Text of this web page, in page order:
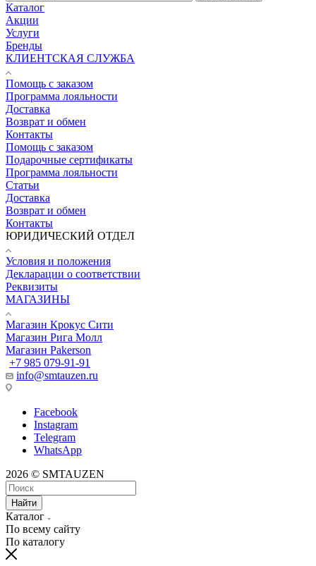
Каталог
Акции
Услуги
Бренды
КЛИЕНТСКАЯ СЛУЖБА
Помощь с заказом
Программа лояльности
Доставка
Возврат и обмен
Контакты
Помощь с заказом
Подарочные сертификаты
Программа лояльности
Статьи
Доставка
Возврат и обмен
Контакты
ЮРИДИЧЕСКИЙ ОТДЕЛ
Условия и положения
Декларации о соответствии
Реквизиты
МАГАЗИНЫ
Магазин Крокус Сити
Магазин Рига Молл
Магазин Pakerson
+7 985 079-91-91
info@smtauzen.ru
Facebook
Instagram
Telegram
WhatsApp
2026 © SMTAUZEN
Найти
Каталог
По всему сайту
По каталогу